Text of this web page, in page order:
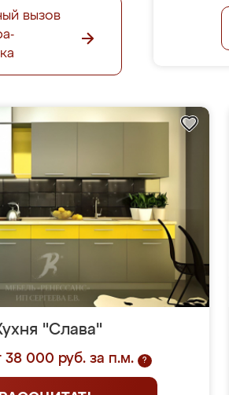
вызов
"Слава"
38 000 руб. за п.м. ?